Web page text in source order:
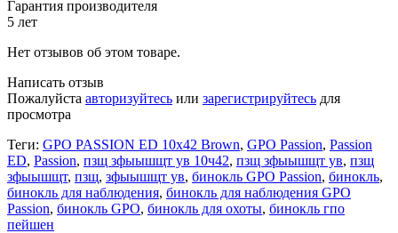
Гарантия производителя
5 лет
Нет отзывов об этом товаре.
Написать отзыв
Пожалуйста авторизуйтесь или зарегистрируйтесь для
просмотра
Теги: GPO PASSION ED 10x42 Brown, GPO Passion, Passion
ED, Passion, пзщ зфыышщт ув 10ч42, пзщ зфыышщт ув, пзщ
зфыышщт, пзщ, зфыышщт ув, бинокль GPO Passion, бинокль,
бинокль для наблюдения, бинокль для наблюдения GPO
Passion, бинокль GPO, бинокль для охоты, бинокль гпо
пейшен